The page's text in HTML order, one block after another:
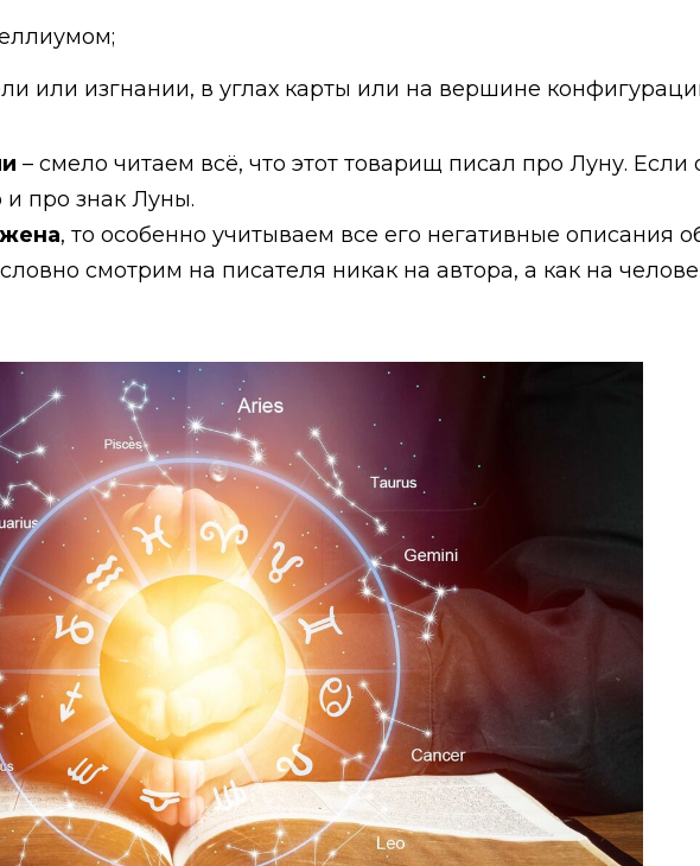
или изгнании, в углах карты или на вершине
– смело читаем всё, что этот товарищ писал про Луну. Если
и про знак Луны.
, то особенно учитываем все его негативные описания
смотрим на писателя никак на автора, а как на